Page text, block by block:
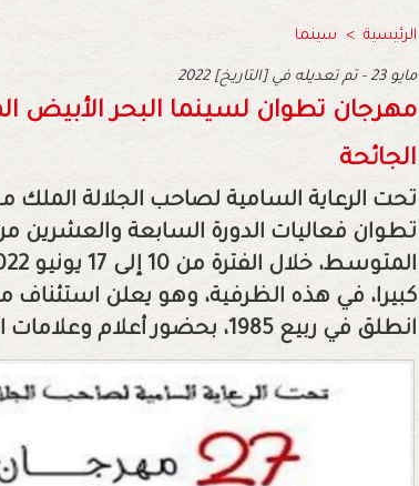
الرئيسية > سينما
2022 مايو 23 - تم تعديله في [التاريخ]
مهرجان تطوان لسينما البحر الأبيض
الجائحة
تحت الرعاية السامية لصاحب الجلالة
تطوان فعاليات الدورة السابعة والعشرين
كبيرا، في هذه الظرفية، وهو يعلن
انطلق في ربيع 1985، بحضور أعلام وعلامات السينما العالمية والعربية والمغربية.